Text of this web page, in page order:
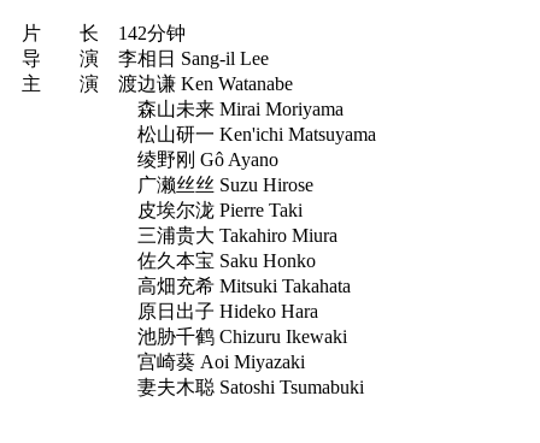
片 长 142分钟
导 演 李相日 Sang-il Lee
主 演 渡边谦 Ken Watanabe
森山未来 Mirai Moriyama
松山研一 Ken'ichi Matsuyama
绫野刚 Gô Ayano
广濑丝丝 Suzu Hirose
皮埃尔泷 Pierre Taki
三浦贵大 Takahiro Miura
佐久本宝 Saku Honko
高畑充希 Mitsuki Takahata
原日出子 Hideko Hara
池胁千鹤 Chizuru Ikewaki
宫崎葵 Aoi Miyazaki
妻夫木聪 Satoshi Tsumabuki